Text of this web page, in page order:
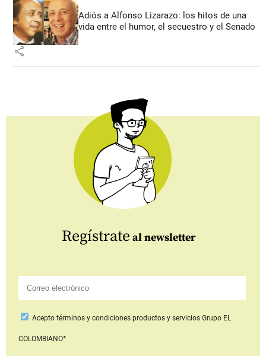
Adiós a Alfonso Lizarazo: los hitos de una
vida entre el humor, el secuestro y el Senado
share
Regístrate al newsletter
Aceptotérminos y condiciones productos y serviciosGrupo EL
COLOMBIANO*